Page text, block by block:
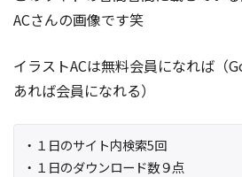
ACさんの画像です笑
イラストACは無料会員になれば（
あれば会員になれる）
・１日のサイト内検索5回
・１日のダウンロード数９点